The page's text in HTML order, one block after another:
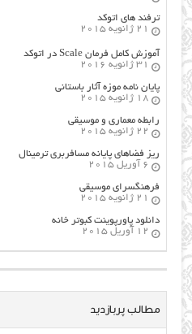
ترفند های اتوکد
21 ژانویه 2015
آموزش کامل فرمان Scale در اتوکد
31 ژانویه 2016
پایان نامه موزه آثار باستانی
18 ژانویه 2015
رابطه معماری و موسیقی
22 ژانویه 2015
ریز فضاهای پایانه مسافربری ترمینال
6 آوریل 2015
فرهنگسراي موسيقي
21 ژانویه 2015
دانلود پاورپوینت کبوتر خانه
12 آوریل 2015
مطالب پربازدید